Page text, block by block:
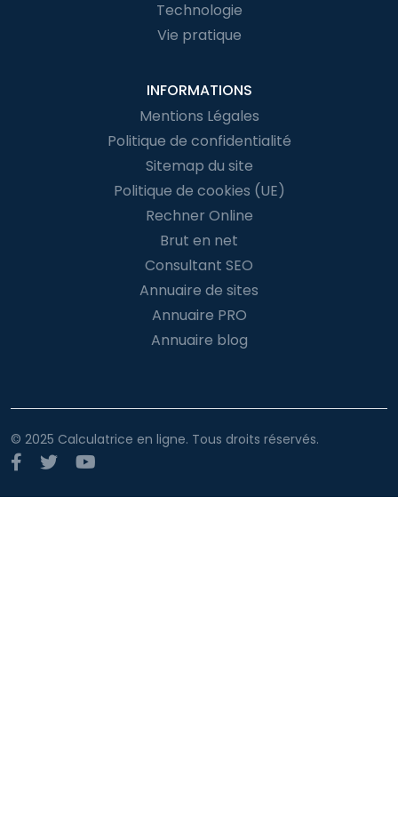
Technologie
Vie pratique
INFORMATIONS
Mentions Légales
Politique de confidentialité
Sitemap du site
Politique de cookies (UE)
Rechner Online
Brut en net
Consultant SEO
Annuaire de sites
Annuaire PRO
Annuaire blog
© 2025 Calculatrice en ligne. Tous droits réservés.